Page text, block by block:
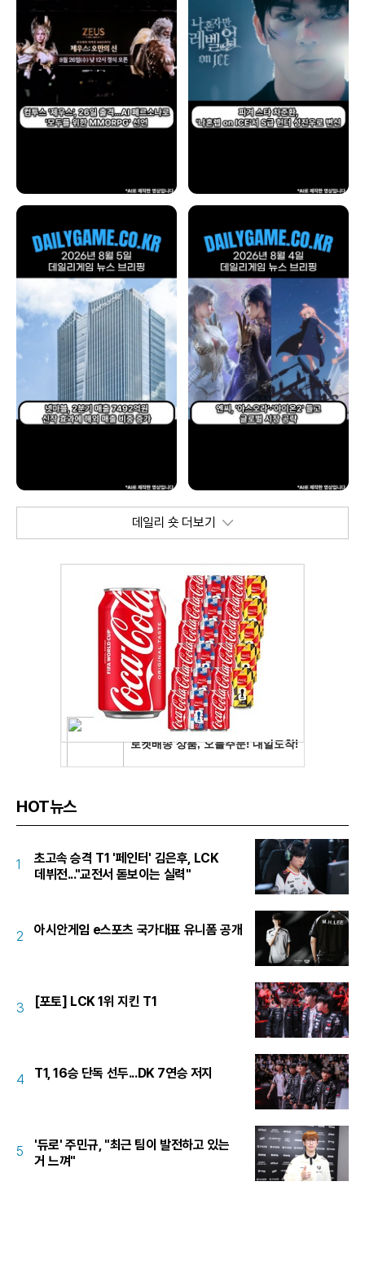
데일리 숏 더보기
HOT뉴스
1
초고속 승격 T1 '페인터' 김은후, LCK
데뷔전..."교전서 돋보이는 실력"
2 아시안게임 e스포츠 국가대표 유니폼 공개
3 [포토] LCK 1위 지킨 T1
4 T1, 16승 단독 선두...DK 7연승 저지
5
'듀로' 주민규, "최근 팀이 발전하고 있는
거 느껴"